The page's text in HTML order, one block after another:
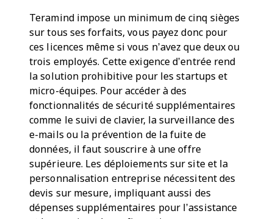
Teramind impose un minimum de cinq sièges
sur tous ses forfaits, vous payez donc pour
ces licences même si vous n’avez que deux ou
trois employés. Cette exigence d’entrée rend
la solution prohibitive pour les startups et
micro-équipes. Pour accéder à des
fonctionnalités de sécurité supplémentaires
comme le suivi de clavier, la surveillance des
e-mails ou la prévention de la fuite de
données, il faut souscrire à une offre
supérieure. Les déploiements sur site et la
personnalisation entreprise nécessitent des
devis sur mesure, impliquant aussi des
dépenses supplémentaires pour l’assistance